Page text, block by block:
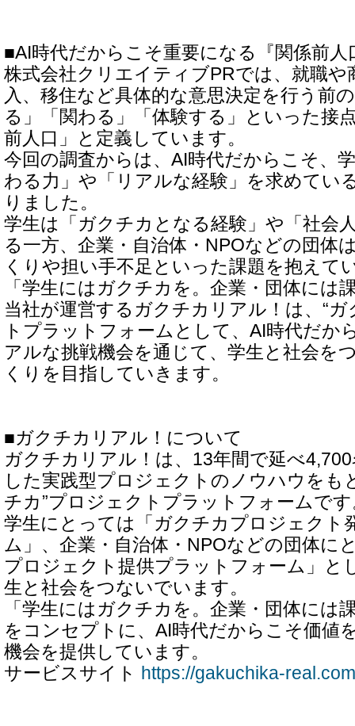
■AI時代だからこそ重要になる『関係前
株式会社クリエイティブPRでは、就職や
入、移住など具体的な意思決定を行う前
る」「関わる」「体験する」といった接
前人口」と定義しています。
今回の調査からは、AI時代だからこそ、
わる力」や「リアルな経験」を求めてい
りました。
学生は「ガクチカとなる経験」や「社会
る一方、企業・自治体・NPOなどの団体
くりや担い手不足といった課題を抱えて
「学生にはガクチカを。企業・団体には
当社が運営するガクチカリアル！は、“
トプラットフォームとして、AI時代だか
アルな挑戦機会を通じて、学生と社会を
くりを目指していきます。
■ガクチカリアル！について
ガクチカリアル！は、13年間で延べ
した実践型プロジェクトのノウハウをも
チカ”プロジェクトプラットフォームで
学生にとっては「ガクチカプロジェクト
ム」、企業・自治体・NPOなどの団体に
プロジェクト提供プラットフォーム」と
生と社会をつないでいます。
「学生にはガクチカを。企業・団体には
をコンセプトに、AI時代だからこそ価値
機会を提供しています。
サービスサイト https://gakuchika-real.com